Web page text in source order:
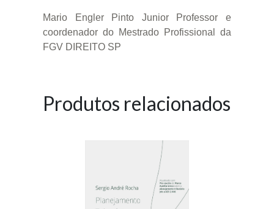
Mario Engler Pinto Junior Professor e
coordenador do Mestrado Profissional da
FGV DIREITO SP
Produtos relacionados